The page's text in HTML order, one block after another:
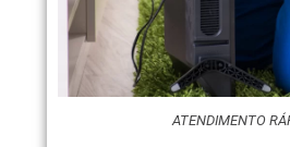
ATENDIMENTO